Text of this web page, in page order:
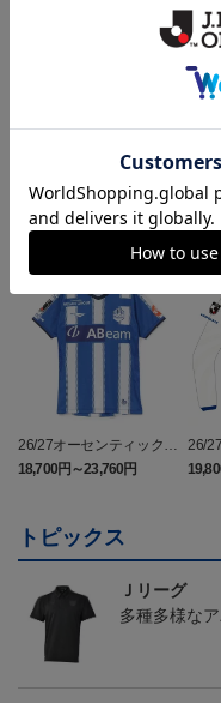
ヘルプページ
ランキング
26/27オーセンティックユ
ニフォーム半袖（FP1st）
18,700円～23,760円
26/
ニフ
d）
トピックス
Ｊリーグ
多種多様な